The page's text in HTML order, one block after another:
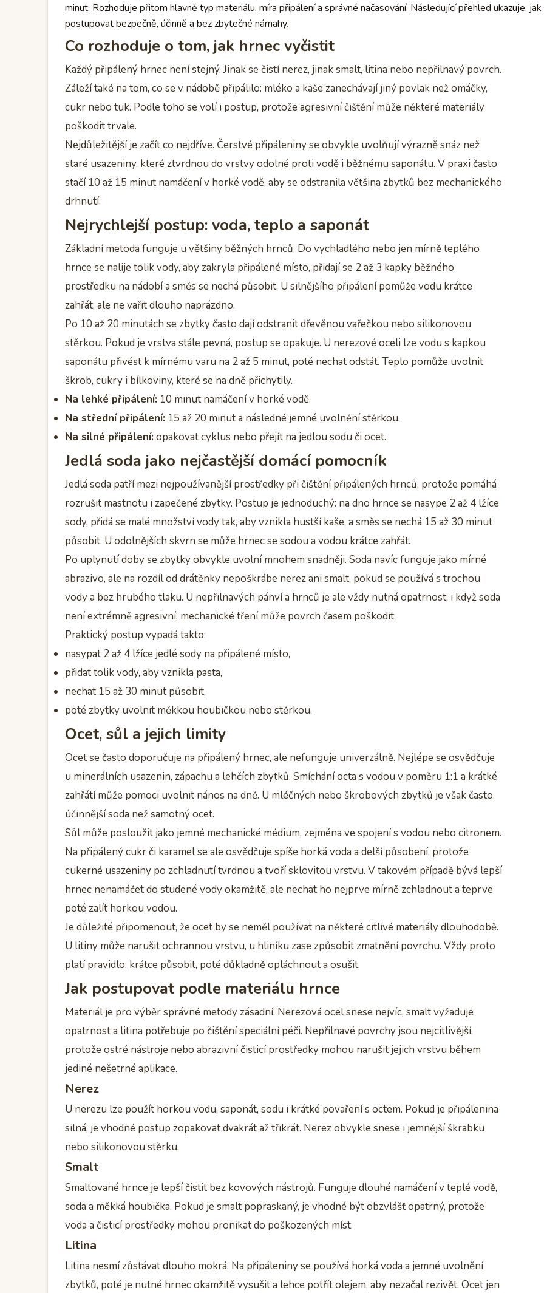
minut. Rozhoduje přitom hlavně typ materiálu, míra připálení a správné načasování. Následující přehled ukazuje, jak
postupovat bezpečně, účinně a bez zbytečné námahy.
Co rozhoduje o tom, jak hrnec vyčistit
Každý připálený hrnec není stejný. Jinak se čistí nerez, jinak smalt, litina nebo nepřilnavý povrch.
Záleží také na tom, co se v nádobě připálilo: mléko a kaše zanechávají jiný povlak než omáčky,
cukr nebo tuk. Podle toho se volí i postup, protože agresivní čištění může některé materiály
poškodit trvale.
Nejdůležitější je začít co nejdříve. Čerstvé připáleniny se obvykle uvolňují výrazně snáz než
staré usazeniny, které ztvrdnou do vrstvy odolné proti vodě i běžnému saponátu. V praxi často
stačí 10 až 15 minut namáčení v horké vodě, aby se odstranila většina zbytků bez mechanického
drhnutí.
Nejrychlejší postup: voda, teplo a saponát
Základní metoda funguje u většiny běžných hrnců. Do vychladlého nebo jen mírně teplého
hrnce se nalije tolik vody, aby zakryla připálené místo, přidají se 2 až 3 kapky běžného
prostředku na nádobí a směs se nechá působit. U silnějšího připálení pomůže vodu krátce
zahřát, ale ne vařit dlouho naprázdno.
Po 10 až 20 minutách se zbytky často dají odstranit dřevěnou vařečkou nebo silikonovou
stěrkou. Pokud je vrstva stále pevná, postup se opakuje. U nerezové oceli lze vodu s kapkou
saponátu přivést k mírnému varu na 2 až 5 minut, poté nechat odstát. Teplo pomůže uvolnit
škrob, cukry i bílkoviny, které se na dně přichytily.
Na lehké připálení: 10 minut namáčení v horké vodě.
Na střední připálení: 15 až 20 minut a následné jemné uvolnění stěrkou.
Na silné připálení:opakovat cyklus nebo přejít na jedlou sodu či ocet.
Jedlá soda jako nejčastější domácí pomocník
Jedlá soda patří mezi nejpoužívanější prostředky při čištění připálených hrnců, protože pomáhá
rozrušit mastnotu i zapečené zbytky. Postup je jednoduchý: na dno hrnce se nasype 2 až 4 lžíce
sody, přidá se malé množství vody tak, aby vznikla hustší kaše, a směs se nechá 15 až 30 minut
působit. U odolnějších skvrn se může hrnec se sodou a vodou krátce zahřát.
Po uplynutí doby se zbytky obvykle uvolní mnohem snadněji. Soda navíc funguje jako mírné
abrazivo, ale na rozdíl od drátěnky nepoškrábe nerez ani smalt, pokud se používá s trochou
vody a bez hrubého tlaku. U nepřilnavých pánví a hrnců je ale vždy nutná opatrnost; i když soda
není extrémně agresivní, mechanické tření může povrch časem poškodit.
Praktický postup vypadá takto:
nasypat 2 až 4 lžíce jedlé sody na připálené místo,
přidat tolik vody, aby vznikla pasta,
nechat 15 až 30 minut působit,
poté zbytky uvolnit měkkou houbičkou nebo stěrkou.
Ocet, sůl a jejich limity
Ocet se často doporučuje na připálený hrnec, ale nefunguje univerzálně. Nejlépe se osvědčuje
u minerálních usazenin, zápachu a lehčích zbytků. Smíchání octa s vodou v poměru 1:1 a krátké
zahřátí může pomoci uvolnit nános na dně. U mléčných nebo škrobových zbytků je však často
účinnější soda než samotný ocet.
Sůl může posloužit jako jemné mechanické médium, zejména ve spojení s vodou nebo citronem.
Na připálený cukr či karamel se ale osvědčuje spíše horká voda a delší působení, protože
cukerné usazeniny po zchladnutí tvrdnou a tvoří sklovitou vrstvu. V takovém případě bývá lepší
hrnec nenamáčet do studené vody okamžitě, ale nechat ho nejprve mírně zchladnout a teprve
poté zalít horkou vodou.
Je důležité připomenout, že ocet by se neměl používat na některé citlivé materiály dlouhodobě.
U litiny může narušit ochrannou vrstvu, u hliníku zase způsobit zmatnění povrchu. Vždy proto
platí pravidlo: krátce působit, poté důkladně opláchnout a osušit.
Jak postupovat podle materiálu hrnce
Materiál je pro výběr správné metody zásadní. Nerezová ocel snese nejvíc, smalt vyžaduje
opatrnost a litina potřebuje po čištění speciální péči. Nepřilnavé povrchy jsou nejcitlivější,
protože ostré nástroje nebo abrazivní čisticí prostředky mohou narušit jejich vrstvu během
jediné nešetrné aplikace.
Nerez
U nerezu lze použít horkou vodu, saponát, sodu i krátké povaření s octem. Pokud je připálenina
silná, je vhodné postup zopakovat dvakrát až třikrát. Nerez obvykle snese i jemnější škrabku
nebo silikonovou stěrku.
Smalt
Smaltované hrnce je lepší čistit bez kovových nástrojů. Funguje dlouhé namáčení v teplé vodě,
soda a měkká houbička. Pokud je smalt popraskaný, je vhodné být obzvlášť opatrný, protože
voda a čisticí prostředky mohou pronikat do poškozených míst.
Litina
Litina nesmí zůstávat dlouho mokrá. Na připáleniny se používá horká voda a jemné uvolnění
zbytků, poté je nutné hrnec okamžitě vysušit a lehce potřít olejem, aby nezačal rezivět. Ocet jen